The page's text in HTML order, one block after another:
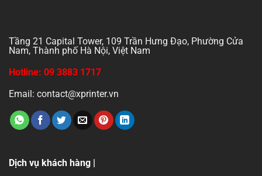
Tầng 21 Capital Tower, 109 Trần Hưng Đạo, Phường Cửa
Nam, Thành phố Hà Nội, Việt Nam
Hotline: 09 3883 1717
Email: contact@xprinter.vn
Dịch vụ khách hàng |